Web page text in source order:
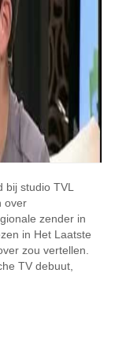
bij studio TVL
over
zender in
in Het Laatste
zou vertellen.
TV debuut,